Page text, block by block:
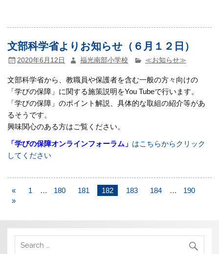
文部科学省よりお知らせ（６月１２日）
2020年6月12日 福光南部小学校 ≪お知らせ≫
文部科学省から、教職員や保護者を含む一般の方々向けの
「学びの保障」に関する施策説明をYou Tubeで行います。
「学びの保障」のポイント解説、具体的な取組の紹介等があ
るそうです。
興味関心のある方はご覧ください。
「学びの保障オンラインフォーラム」 はこちらからクリック
してください
« 1 … 180 181 182 183 184 …
190
»